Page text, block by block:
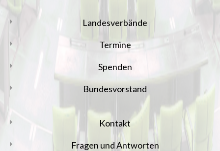
Landesverbände
Termine
Spenden
Bundesvorstand
Kontakt
Fragen und Antworten